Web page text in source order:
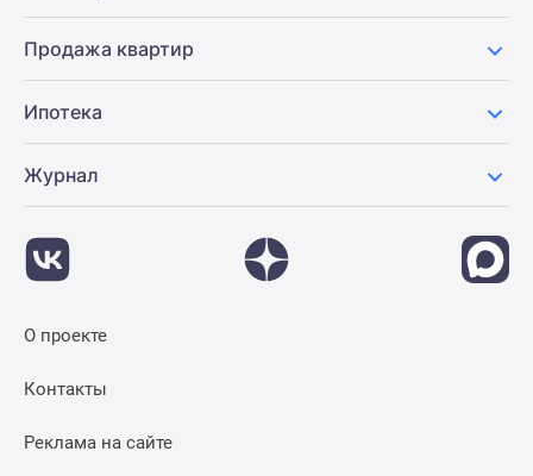
Продажа квартир
Ипотека
Журнал
О проекте
Контакты
Реклама на сайте